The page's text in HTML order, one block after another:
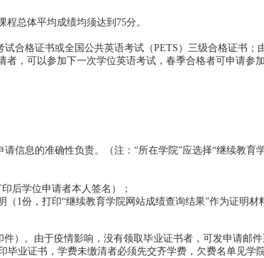
总体平均成绩均须达到75分。
合格证书或全国公共英语考试（PETS）三级合格证书；
，可以参加下一次学位英语考试，春季合格者可申请参
信息的准确性负责。（注：“所在学院”应选择“继续教育
后学位申请者本人签名）；
1份，打印“继续教育学院网站成绩查询结果”作为证明材
）。由于疫情影响，没有领取毕业证书者，可发申请邮
毕业证书，学费未缴清者必须先交齐学费，欠费名单见学